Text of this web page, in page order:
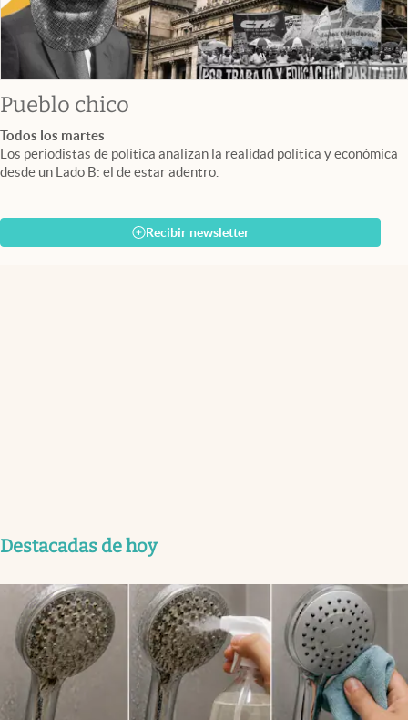
Pueblo chico
Todos los martes
Los periodistas de política analizan la realidad política y económica
desde un Lado B: el de estar adentro.
Recibir newsletter
Destacadas de hoy